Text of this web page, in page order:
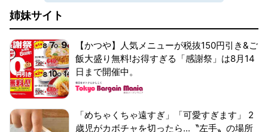
姉妹サイト
【かつや】人気メニューが税抜150円引き&ご
飯大盛り無料!お得すぎる「感謝祭」は8月14
日まで開催中。
「めちゃくちゃ遠すぎ」「可愛すぎます」 2
歳児がカボチャを切ったら...〝左手〟の場所